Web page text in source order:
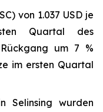
von 1.037 USD je
Quartal des
um 7 %
im ersten Quartal
Selinsing wurden